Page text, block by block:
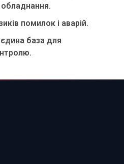
помилок і аварій.
єдина база для